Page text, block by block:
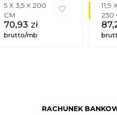
5 X 3,5 X 200
CM
70,93 zł
brutto/mb
11,9
230
RACHUNEK